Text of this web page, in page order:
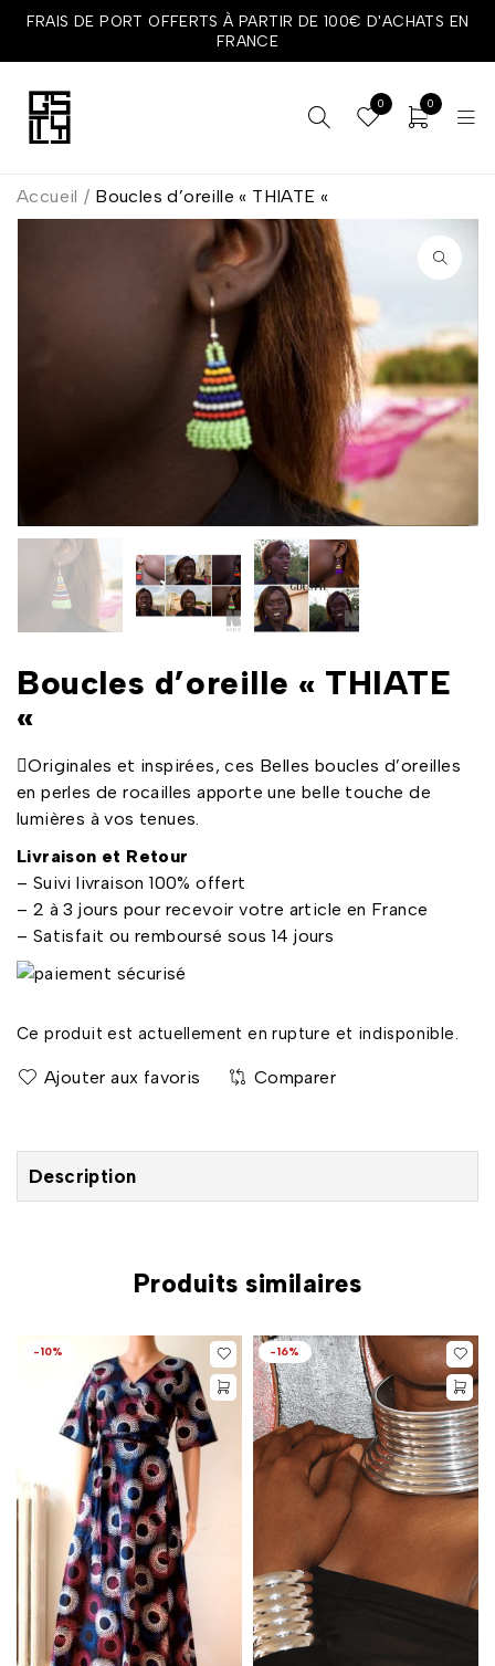
FRAIS DE PORT OFFERTS À PARTIR DE 100€ D'ACHATS EN
FRANCE
0 0
Accueil / Boucles d’oreille « THIATE «
Boucles d’oreille « THIATE
«
Originales et inspirées, ces Belles boucles d’oreilles
en perles de rocailles apporte une belle touche de
lumières à vos tenues.
Livraison et Retour
– Suivi livraison 100% offert
– 2 à 3 jours pour recevoir votre article en France
– Satisfait ou remboursé sous 14 jours
Ce produit est actuellement en rupture et indisponible.
Comparer
Description
Produits similaires
-10% -16%